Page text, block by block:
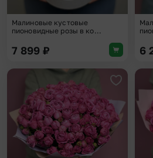
Малиновые кустовые
пионовидные розы в ко...
7 899 ₽ 6